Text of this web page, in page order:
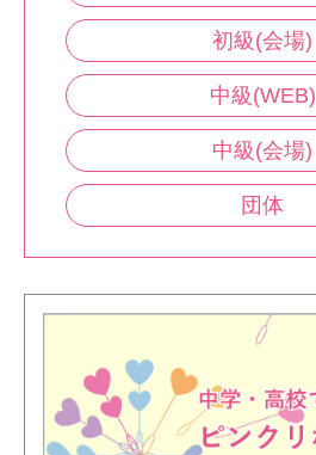
初級(会場)
中級(WEB)
中級(会場)
団体